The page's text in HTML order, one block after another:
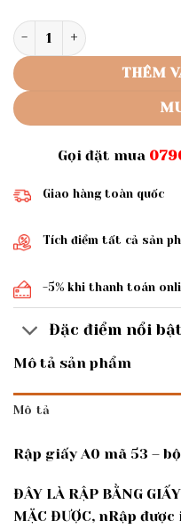
Rập Giấy A0 mã 53 - bộ
THÊM
Gọi đặt mua
Giao hàng toàn quốc
Tích điểm tất cả sản
-5% khi thanh toán
Đặc điểm nổi bật
Mô tả sản phẩm
Mô tả
Rập giấy A0 mã 53 –
ĐÂY LÀ RẬP BẰNG
MẶC ĐƯỢC, nRập